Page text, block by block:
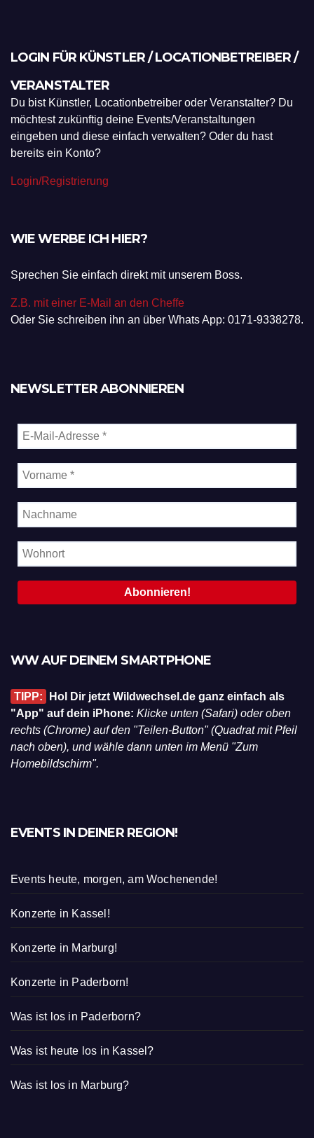
LOGIN FÜR KÜNSTLER / LOCATIONBETREIBER /
VERANSTALTER
Du bist Künstler, Locationbetreiber oder Veranstalter? Du
möchtest zukünftig deine Events/Veranstaltungen
eingeben und diese einfach verwalten? Oder du hast
bereits ein Konto?
Login/Registrierung
WIE WERBE ICH HIER?
Sprechen Sie einfach direkt mit unserem Boss.
Z.B. mit einer E-Mail an den Cheffe
Oder Sie schreiben ihn an über Whats App: 0171-9338278.
NEWSLETTER ABONNIEREN
WW AUF DEINEM SMARTPHONE
TIPP:
Hol Dir jetzt Wildwechsel.de ganz einfach als
"App" auf dein iPhone: Klicke unten (Safari) oder oben
rechts (Chrome) auf den "Teilen-Button" (Quadrat mit Pfeil
nach oben), und wähle dann unten im Menü "Zum
Homebildschirm".
EVENTS IN DEINER REGION!
Events heute, morgen, am Wochenende!
Konzerte in Kassel!
Konzerte in Marburg!
Konzerte in Paderborn!
Was ist los in Paderborn?
Was ist heute los in Kassel?
Was ist los in Marburg?